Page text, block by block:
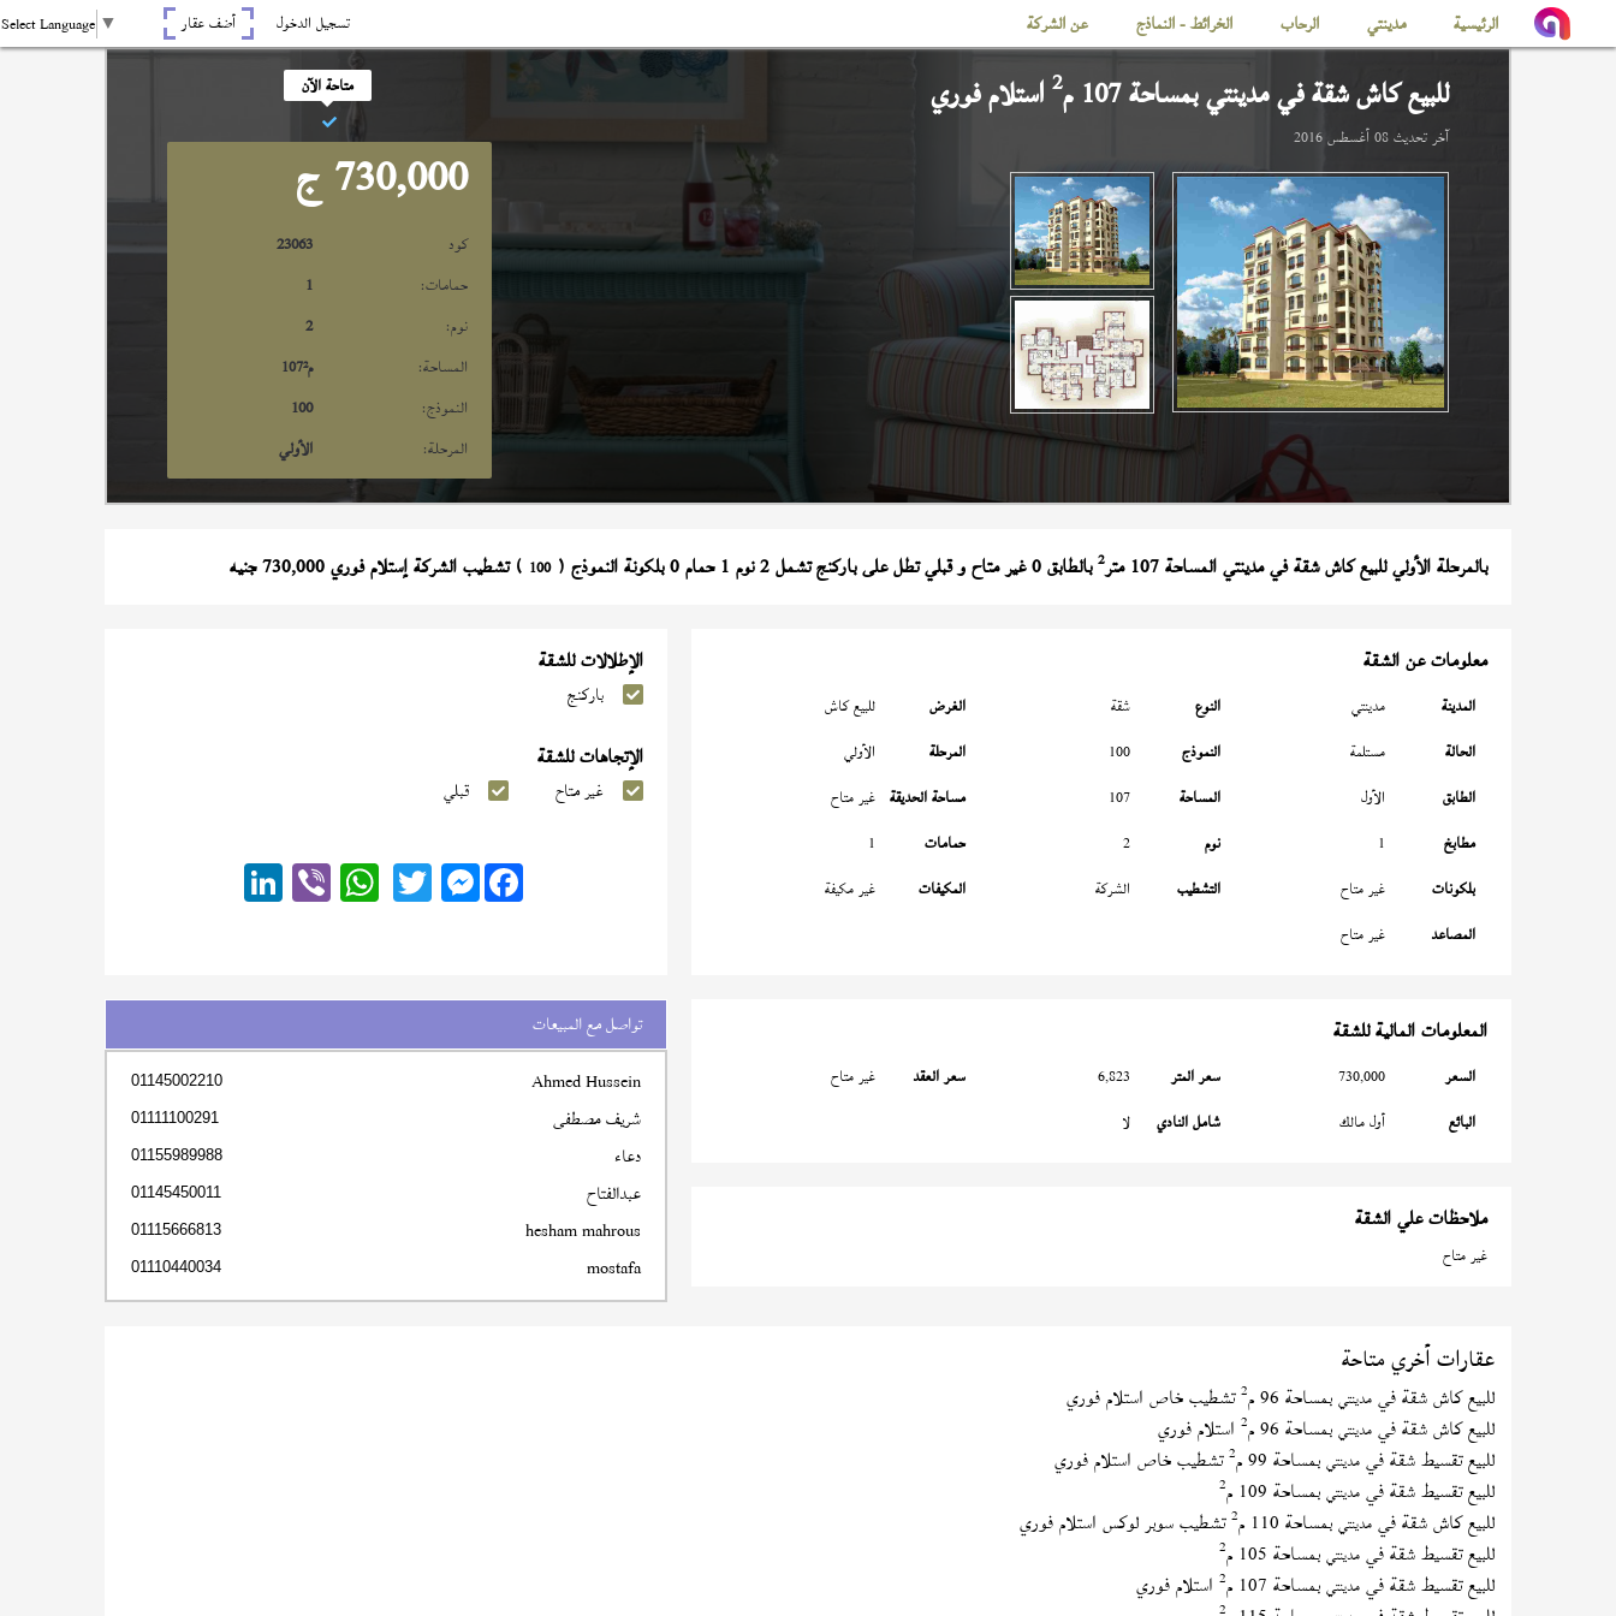
الرئيسية مدينتي الرحاب الخرائط - النماذج عن الشركة تسجيل الدخول أضف عقار Select Language ▼
للبيع كاش شقة فيمدينتيبمساحة 107 م 2 استلام فوري
آخر تحديث08 أغسطس 2016
متاحة الآن
730,000 ج
كود
23063
حمامات:
1
نوم:
2
المساحة:
107م²
النموذج:
100
المرحلة:
الأولي
بالمرحلة الأولي للبيع كاش شقة في مدينتي المساحة 107 متر 2بالطابق 0 غير متاح و قبلي تطل على باركنج تشمل 2 نوم 1 حمام 0 بلكونة النموذج ( 100 ) تشطيب الشركة إستلام فوري 730,000 جنيه
معلومات عن الشقة
المدينة مدينتي النوع شقة الغرض
للبيع كاش
الحالة
مستلمة النموذج 100 المرحلة
الأولي
الطابق
الأول المساحة 107 مساحة الحديقة غير متاح
مطابخ
1 نوم 2 حمامات
1
بلكونات
غير متاح التشطيب الشركة المكيفات
غير مكيفة
المصاعد
غير متاح
الإطلالات للشقة
باركنج
الإتجاهات للشقة
غير متاح قبلي
Messenger
المعلومات المالية للشقة
السعر 730,000 سعر المتر 6,823 سعر العقد
غير متاح
البائع
أول مالك شامل النادي لا
ملاحظات علي الشقة
غير متاح
تواصل مع المبيعات
Ahmed Hussein
01145002210
شريف مصطفى 01111100291
دعاء 01155989988
عبدالفتاح 01145450011
hesham mahrous
01115666813
mostafa
01110440034
عقارات أخري متاحة
للبيع كاش شقة في مدينتي بمساحة 96 م 2تشطيب خاص استلام فوري
للبيع كاش شقة في مدينتي بمساحة 96 م 2 استلام فوري
للبيع تقسيط شقة في مدينتي بمساحة 99 م 2تشطيب خاص استلام فوري
للبيع تقسيط شقة في مدينتي بمساحة 109 م 2
للبيع كاش شقة في مدينتي بمساحة 110 م 2تشطيب سوبر لوكس استلام فوري
للبيع تقسيط شقة في مدينتي بمساحة 105 م 2
للبيع تقسيط شقة في مدينتي بمساحة 107 م 2 استلام فوري
2